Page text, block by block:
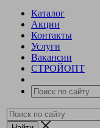
Каталог
Акции
Контакты
Услуги
Вакансии
СТРОЙОПТ